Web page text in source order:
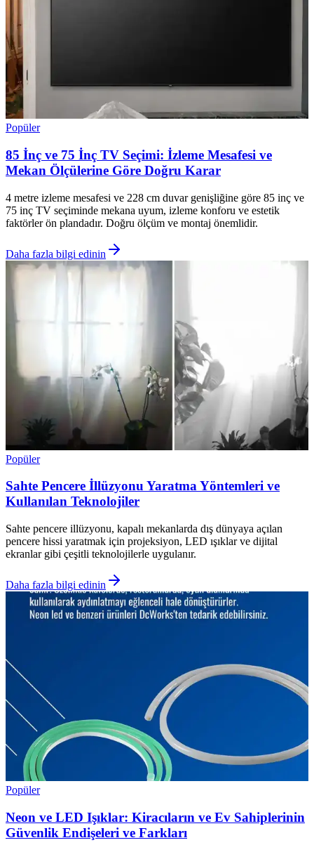
Popüler
85 İnç ve 75 İnç TV Seçimi: İzleme Mesafesi ve
Mekan Ölçülerine Göre Doğru Karar
4 metre izleme mesafesi ve 228 cm duvar genişliğine göre 85 inç ve
75 inç TV seçiminde mekana uyum, izleme konforu ve estetik
faktörler ön plandadır. Doğru ölçüm ve montaj önemlidir.
Daha fazla bilgi edinin
Popüler
Sahte Pencere İllüzyonu Yaratma Yöntemleri ve
Kullanılan Teknolojiler
Sahte pencere illüzyonu, kapalı mekanlarda dış dünyaya açılan
pencere hissi yaratmak için projeksiyon, LED ışıklar ve dijital
ekranlar gibi çeşitli teknolojilerle uygulanır.
Daha fazla bilgi edinin
Popüler
Neon ve LED Işıklar: Kiracıların ve Ev Sahiplerinin
Güvenlik Endişeleri ve Farkları